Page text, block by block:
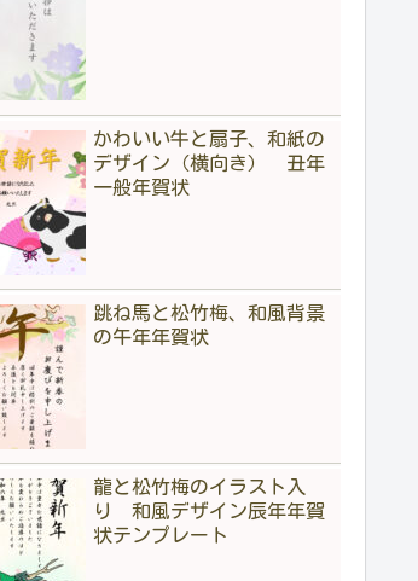
かわいい牛と扇子、和紙の
デザイン（横向き） 丑年
一般年賀状
跳ね馬と松竹梅、和風背景
の午年年賀状
龍と松竹梅のイラスト入
り 和風デザイン辰年年賀
状テンプレート